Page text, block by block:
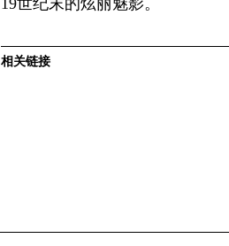
19世纪末的炫丽魅影。
相关链接